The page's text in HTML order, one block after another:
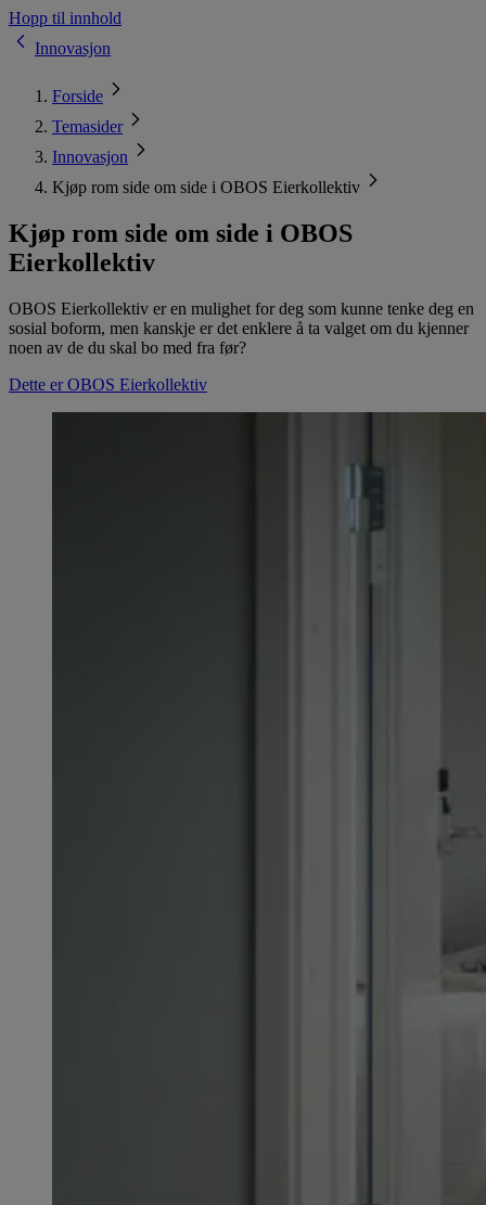
Hopp til innhold
Innovasjon
Forside
Temasider
Innovasjon
Kjøp rom side om side i OBOS Eierkollektiv
Kjøp rom side om side i OBOS
Eierkollektiv
OBOS Eierkollektiv er en mulighet for deg som kunne tenke deg en
sosial boform, men kanskje er det enklere å ta valget om du kjenner
noen av de du skal bo med fra før?
Dette er OBOS Eierkollektiv